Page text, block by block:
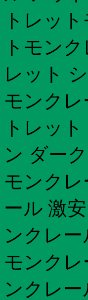
トレッ
トモン
レット
モンク
トレッ
ン ダー
モンク
ール 激
ンクレ
モンク
ンクレ